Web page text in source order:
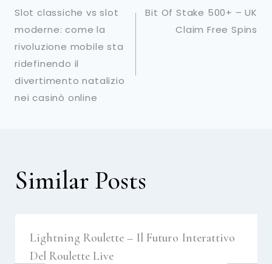
Slot classiche vs slot
moderne: come la
rivoluzione mobile sta
ridefinendo il
divertimento natalizio
nei casinò online
Bit Of Stake 500+ – UK
Claim Free Spins
Similar Posts
Lightning Roulette – Il Futuro Interattivo
Del Roulette Live